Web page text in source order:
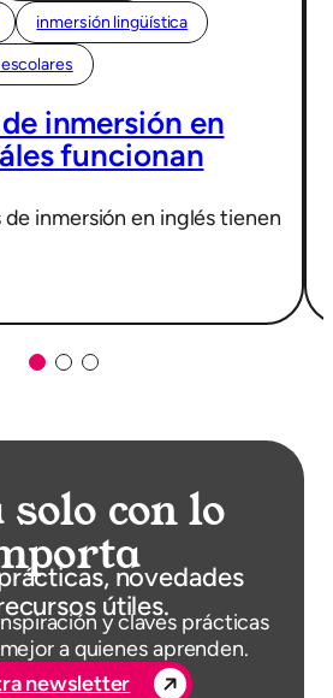
inmersión lingüística
inmersión en
funcionan
inmersión en inglés tienen
solo con lo
novedades
útiles.
y claves prácticas
a quienes aprenden.
newsletter